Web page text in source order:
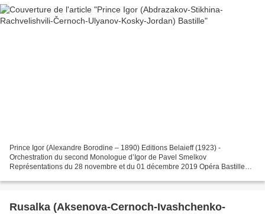
Prince Igor (Alexandre Borodine – 1890) Editions Belaieff (1923) -
Orchestration du second Monologue d’Igor de Pavel Smelkov
Représentations du 28 novembre et du 01 décembre 2019 Opéra Bastille
Rusalka (Aksenova-Cernoch-Ivashchenko-